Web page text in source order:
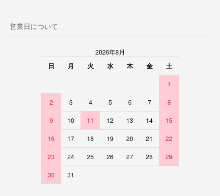
営業日について
2026年8月
日
月 火 水 木 金 土
1
2 3 4 5 6 7 8
9 10 11 12 13 14 15
16 17 18 19 20 21 22
23 24 25 26 27 28 29
30 31